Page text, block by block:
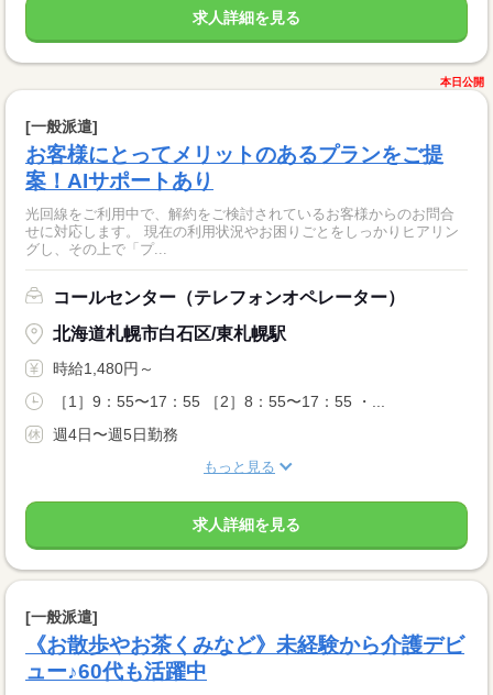
求人詳細を見る
本日公開
[一般派遣]
お客様にとってメリットのあるプランをご提
案！AIサポートあり
光回線をご利用中で、解約をご検討されているお客様からのお問合
せに対応します。 現在の利用状況やお困りごとをしっかりヒアリン
グし、その上で「プ...
コールセンター（テレフォンオペレーター）
北海道札幌市白石区/東札幌駅
時給1,480円～
［1］9：55〜17：55 ［2］8：55〜17：55 ・...
週4日〜週5日勤務
もっと見る
求人詳細を見る
[一般派遣]
《お散歩やお茶くみなど》未経験から介護デビ
ュー♪60代も活躍中